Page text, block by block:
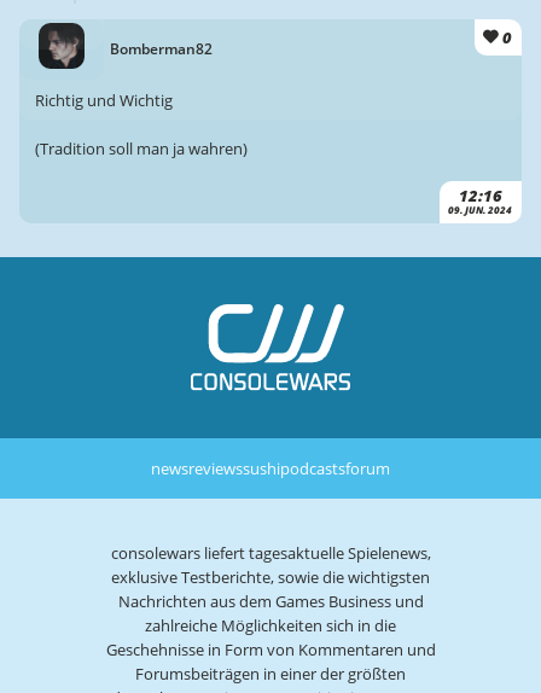
Bomberman82
0
12:16
09. JUN. 2024
Richtig und Wichtig
(Tradition soll man ja wahren)
newsreviewssushipodcastsforum
consolewars liefert tagesaktuelle Spielenews,
exklusive Testberichte, sowie die wichtigsten
Nachrichten aus dem Games Business und
zahlreiche Möglichkeiten sich in die
Geschehnisse in Form von Kommentaren und
Forumsbeiträgen in einer der größten